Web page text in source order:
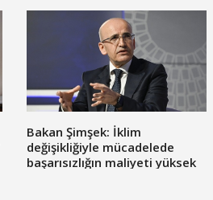
Bakan Şimşek: İklim
değişikliğiyle mücadelede
başarısızlığın maliyeti yüksek